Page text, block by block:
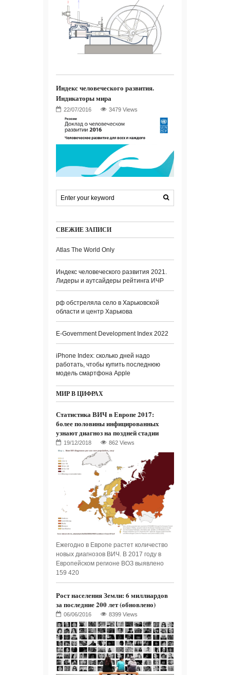
Индекс человеческого развития.
Индикаторы мира
3479 Views
СВЕЖИЕ ЗАПИСИ
Atlas The World Only
Индекс человеческого развития 2021.
Лидеры и аутсайдеры рейтинга ИЧР
рф обстреляла село в Харьковской
области и центр Харькова
E-Government Development Index 2022
iPhone Index: сколько дней надо
работать, чтобы купить последнюю
модель смартфона Apple
МИР В ЦИФРАХ
Статистика ВИЧ в Европе 2017:
более половины инфицированных
узнают диагноз на поздней стадии
862 Views
Ежегодно в Европе растет количество
новых диагнозов ВИЧ. В 2017 году в
Европейском регионе ВОЗ выявлено
159 420
Рост населения Земли: 6 миллиардов
за последние 200 лет (обновлено)
8399 Views